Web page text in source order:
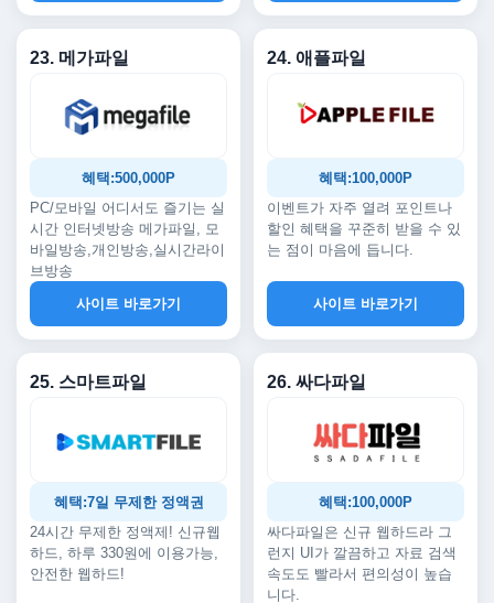
23. 메가파일
혜택:500,000P
PC/모바일 어디서도 즐기는 실
시간 인터넷방송 메가파일, 모
바일방송,개인방송,실시간라이
브방송
사이트 바로가기
24. 애플파일
혜택:100,000P
이벤트가 자주 열려 포인트나
할인 혜택을 꾸준히 받을 수 있
는 점이 마음에 듭니다.
사이트 바로가기
25. 스마트파일
혜택:7일 무제한 정액권
24시간 무제한 정액제! 신규웹
하드, 하루 330원에 이용가능,
안전한 웹하드!
26. 싸다파일
혜택:100,000P
싸다파일은 신규 웹하드라 그
런지 UI가 깔끔하고 자료 검색
속도도 빨라서 편의성이 높습
니다.